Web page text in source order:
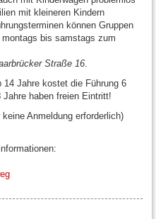
mit kleineren Kindern
können Gruppen
bis samstags zum
Straße 16.
14 Jahre kostet die Führung 6
haben freien Eintritt!
Anmeldung erforderlich)